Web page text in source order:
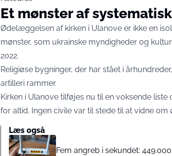
Et mønster af
Ødelæggelsen af kirken i Ulanove er ikke en
mønster, som ukrainske myndigheder og
2022.
Religiøse bygninger, der har stået i
artilleri rammer.
Kirken i Ulanove tilføjes nu til en voksende
for altid. Ingen civile var til stede til at vidne
Læs også
Fem angreb i sekundet: